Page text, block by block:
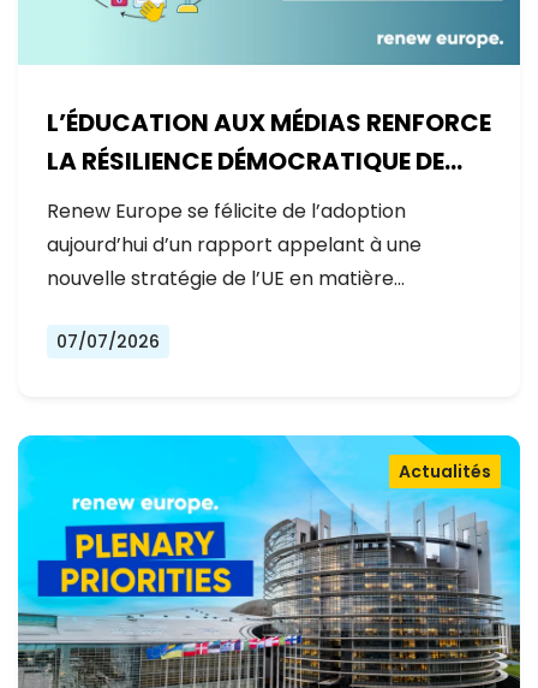
L’ÉDUCATION AUX MÉDIAS RENFORCE
LA RÉSILIENCE DÉMOCRATIQUE DE
L’EUROPE
Renew Europe se félicite de l’adoption
aujourd’hui d’un rapport appelant à une
nouvelle stratégie de l’UE en matière…
07/07/2026
Actualités